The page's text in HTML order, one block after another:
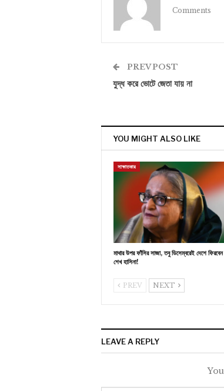
Comments
PREV POST
যুদ্ধ করে ভোটে জেতা যায় না
YOU MIGHT ALSO LIKE
সাক্ষাতকার
মাথার উপর ফাঁসির সাজা, তবু ডিসেম্বরেই দেশে ফিরবেন
শেখ হাসিনা!
PREV NEXT
LEAVE A REPLY